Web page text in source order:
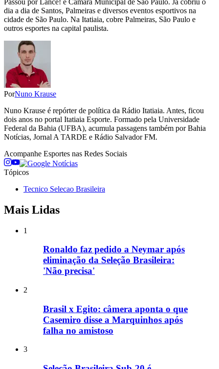
dia a dia de Santos, Palmeiras e diversos eventos esportivos na
cidade de São Paulo. Na Itatiaia, cobre Palmeiras, São Paulo e
outros esportes na capital paulista.
PorNuno Krause
Nuno Krause é repórter de política da Rádio Itatiaia. Antes, ficou
dois anos no portal Itatiaia Esporte. Formado pela Universidade
Federal da Bahia (UFBA), acumula passagens também por Bahia
Notícias, Jornal A TARDE e Rádio Salvador FM.
Acompanhe Esportes nas Redes Sociais
Tópicos
Tecnico Selecao Brasileira
Mais Lidas
1
Ronaldo faz pedido a Neymar após
eliminação da Seleção Brasileira:
'Não precisa'
2
Brasil x Egito: câmera aponta o que
Casemiro disse a Marquinhos após
falha no amistoso
3